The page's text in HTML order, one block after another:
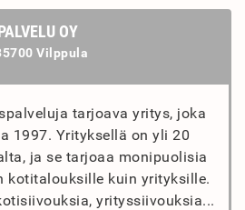
OY
Vilppula
tarjoava yritys, joka
1997. Yrityksellä on yli 20
ja se tarjoaa monipuolisia
kotitalouksille kuin yrityksille.
yrityssiivouksia...